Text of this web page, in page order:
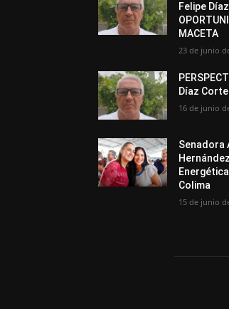
Felipe
MACETA
23 de junio
Díaz
16 de junio
Senadora
Colima
15 de junio